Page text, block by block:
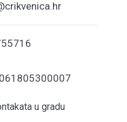
u gradu